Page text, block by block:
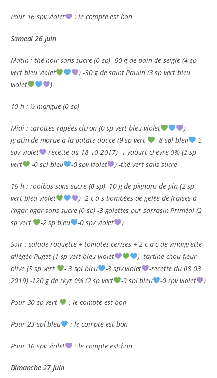
Pour 16 spv violet : le compte est bon
Samedi 26 Juin
Matin : thé noir sans sucre (0 sp) -60 g de pain de seigle (4 sp
vert bleu violet
) -30 g de saint Paulin (3 sp vert bleu
violet
)
10 h : ½ mangue (0 sp)
Midi : carottes râpées citron (0 sp vert bleu violet
) -
gratin de morue à la patate douce (9 sp vert
- 8 spl bleu
-3
spv violet
-recette du 18 10 2017) -1 yaourt chèvre 0% (2 sp
vert
-0 spl bleu -0 spv violet ) -thé vert sans sucre
16 h : rooibos sans sucre (0 sp) -10 g de pignons de pin (2 sp
vert bleu violet
) -2 c à s bombées de gelée de fraises à
l’agar agar sans sucre (0 sp) -3 galettes pur sarrasin Priméal (2
sp vert
-2 sp bleu -0 spv violet )
Soir : salade roquette + tomates cerises + 2 c à c de vinaigrette
allégée Puget (1 sp vert bleu violet
) -tartine chou-fleur
olive (5 sp vert
- 3 spl bleu -3 spv violet
-recette du 08 03
2019) -120 g de skyr 0% (2 sp vert
-0 spl bleu -0 spv violet )
Pour 30 sp vert : le compte est bon
Pour 23 spl bleu : le compte est bon
Pour 16 spv violet : le compte est bon
Dimanche 27 Juin